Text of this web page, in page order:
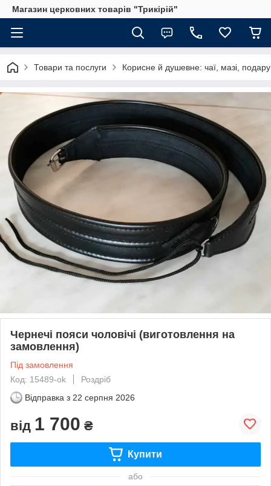
Магазин церковних товарів "Трикірій"
Товари та послуги Корисне й душевне: чаї, мазі,
Чернечі пояси чоловічі (виготовлення на
замовлення)
Під замовлення
Код: 15489-ok
Роздріб
Відправка з 22 серпня 2026
від 1 700 ₴
Купити
або